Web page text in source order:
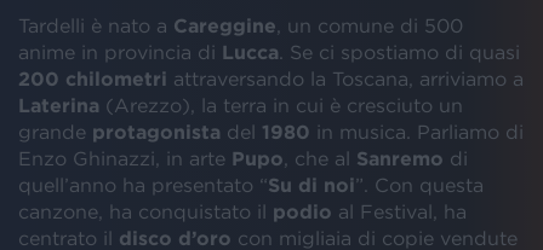
Tardelli è nato a Careggine , un comune di 500
anime in provincia di Lucca . Se ci spostiamo di quasi
200 chilometri attraversando la Toscana, arriviamo a
Laterina (Arezzo), la terra in cui è cresciuto un
grande protagonista del 1980 in musica. Parliamo di
Enzo Ghinazzi, in arte Pupo , che al Sanremo di
quell’anno ha presentato “Su di noi”. Con questa
canzone, ha conquistato il podio al Festival, ha
centrato il disco d’oro con migliaia di copie vendute